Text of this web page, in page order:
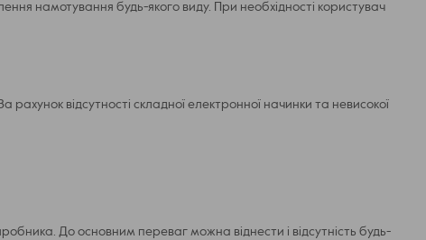
намотування будь-якого виду. При необхідності користувач
відсутності складної електронної начинки та невисокої
До основним переваг можна віднести і відсутність будь-